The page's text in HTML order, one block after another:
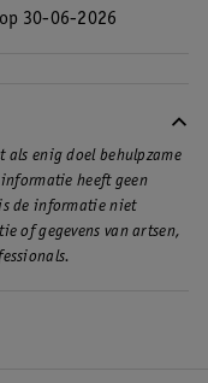
30-06-2026
als enig doel behulpzame
heeft geen
de informatie niet
of gegevens van artsen,